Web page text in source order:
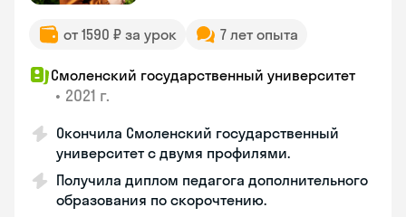
от 1590 ₽ за урок 7 лет опыта
Смоленский государственный университет
• 2021 г.
Окончила Смоленский государственный
университет с двумя профилями.
Получила диплом педагога дополнительного
образования по скорочтению.